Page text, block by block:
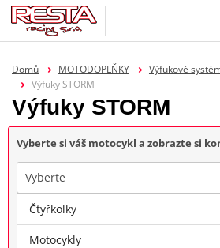
Domů MOTODOPLŇKY Výfukové
Výfuky STORM
Výfuky STORM
Vyberte si váš motocykl a zobrazte si
Vyberte
Značka
Čtyřkolky
Motocykly